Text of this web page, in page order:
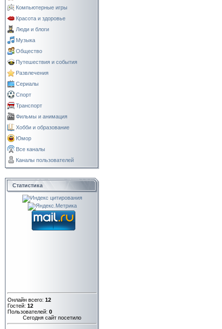
Компьютерные игры
Красота и здоровье
Люди и блоги
Музыка
Общество
Путешествия и события
Развлечения
Сериалы
Спорт
Транспорт
Фильмы и анимация
Хобби и образование
Юмор
Все каналы
Каналы пользователей
Статистика
Онлайн всего: 12
Гостей: 12
Пользователей: 0
Сегодня сайт посетило